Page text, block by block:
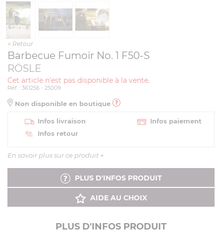
< Retour
Barbecue Fumoir No. 1 F50-S
RÖSLE
Cet article n'est pas disponible à la vente.
Réf. : 361256 - 25009
Non disponible en boutique
Infos livraison
Infos paiement
Infos retour
En savoir plus sur ce produit +
PLUS D'INFOS PRODUIT
AIDE AU CHOIX
PLUS D'INFOS PRODUIT